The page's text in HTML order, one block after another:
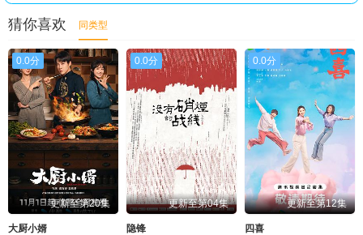
猜你喜欢 同类型
0.0分
更新至第20集
大厨小婿
0.0分
更新至第04集
隐锋
0.0分
更新至第12集
四喜